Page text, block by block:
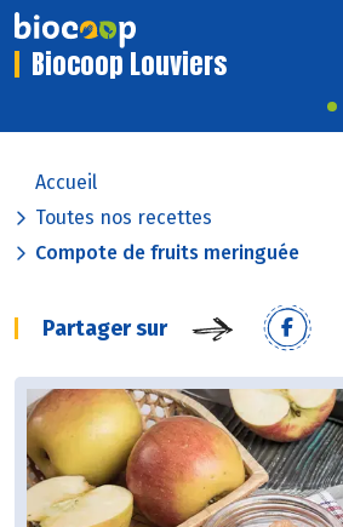
Biocoop Louviers
Accueil
Toutes nos recettes
Compote de fruits meringuée
Partager sur